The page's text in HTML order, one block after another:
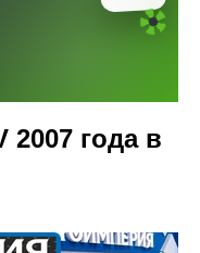
2007 года в